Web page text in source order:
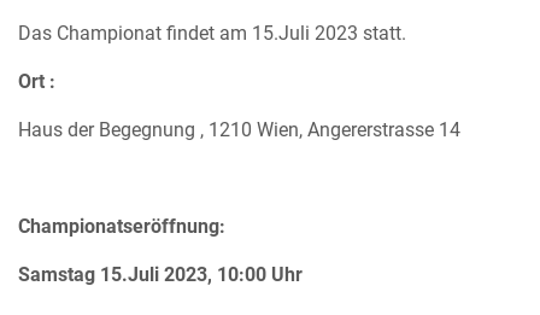
Das Championat findet am 15.Juli 2023 statt.
Ort :
Haus der Begegnung , 1210 Wien, Angererstrasse 14
Championatseröffnung:
Samstag 15.Juli 2023, 10:00 Uhr